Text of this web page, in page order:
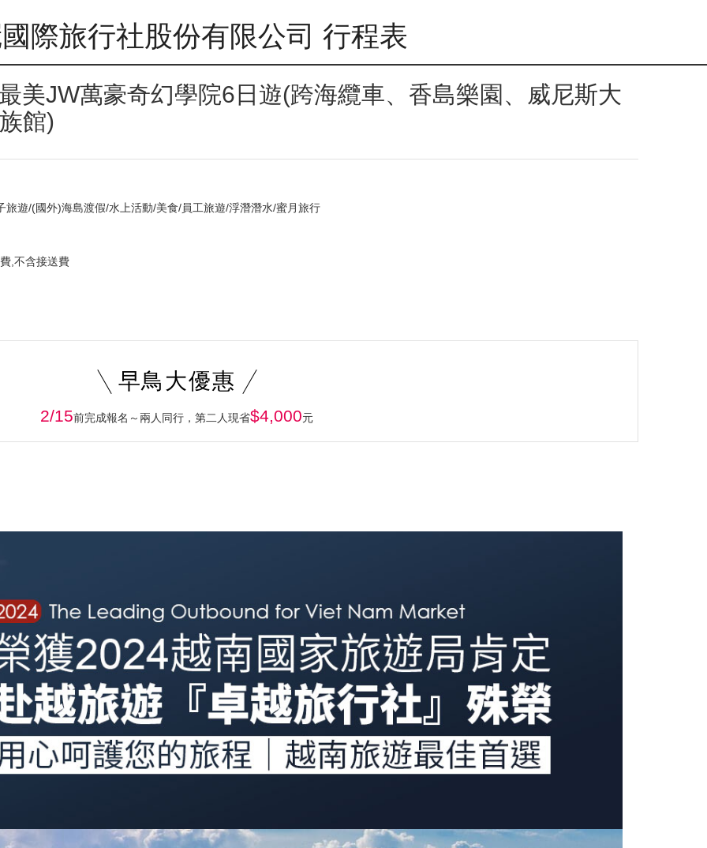
際旅行社股份有限公司 行程表
美JW萬豪奇幻學院6日遊(跨海纜車、香島樂園、威尼斯大
館)
遊/(國外)海島渡假/水上活動/美食/員工旅遊/浮潛潛水/蜜月旅行
,不含接送費
早鳥大優惠
2/15前完成報名～兩人同行，第二人現省$4,000元